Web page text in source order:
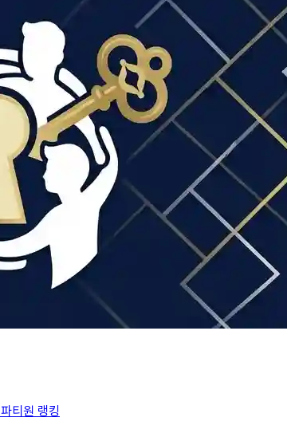
파티원 랭킹